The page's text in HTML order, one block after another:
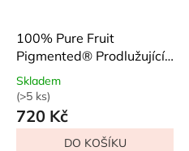
100% Pure Fruit
Pigmented® Prodlužující
řasenka Blueberry
Průměrné
hodnocení
produktu
Skladem
(>5 ks)
720 Kč
DO KOŠÍKU